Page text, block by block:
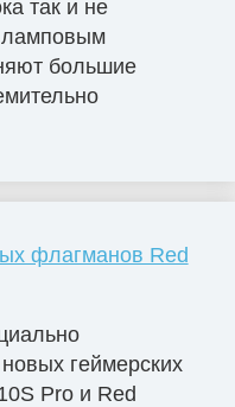
так и не
ламповым
большие
флагманов Red
геймерских
Pro и Red